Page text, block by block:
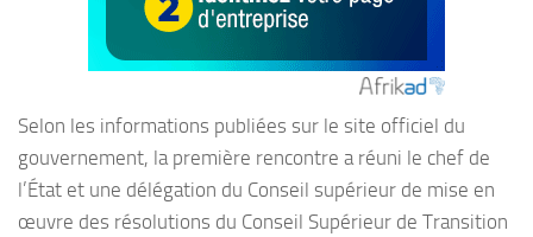
Selon les informations publiées sur le site officiel du
gouvernement, la première rencontre a réuni le chef de
l’État et une délégation du Conseil supérieur de mise en
œuvre des résolutions du Conseil Supérieur de Transition